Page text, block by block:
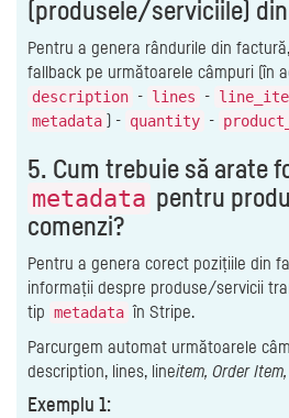
(produsele/serviciile)
Pentru a genera rândurile din
fallback pe următoarele câmpuri (în
description - lines -
metadata ) - quantity -
5. Cum trebuie să arate
metadata pentru
comenzi?
Pentru a genera corect pozițiile din
informații despre produse/servicii
tip metadata în Stripe.
Parcurgem automat următoarele
description, lines, lineitem, Order
Exemplu 1: